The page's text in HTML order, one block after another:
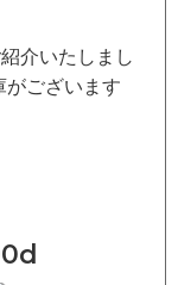
介いたしまし
がございます